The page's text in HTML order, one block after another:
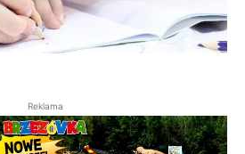
Reklama